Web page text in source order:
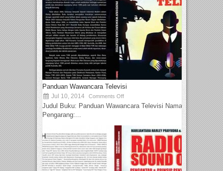
Panduan Wawancara Televisi
Jul 10, 2014 Comments Off
Judul Buku: Panduan Wawancara Televisi Nama
Pengarang:...